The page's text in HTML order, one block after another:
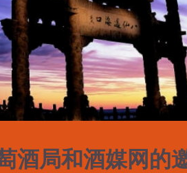
酒局和酒媒网的